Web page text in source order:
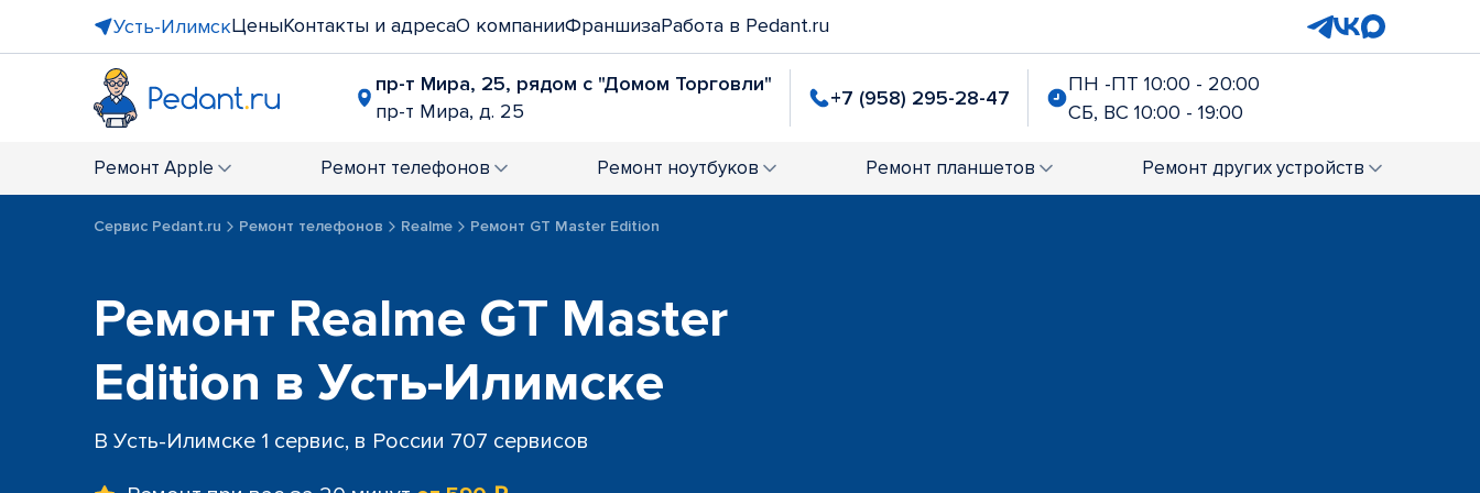
Усть-ИлимскЦеныКонтакты и адресаО компанииФраншизаРабота в Pedant.ru
пр-т Мира, 25, рядом с "Домом Торговли"
пр-т Мира, д. 25
+7 (958) 295-28-47
ПН -ПТ 10:00 - 20:00
СБ, ВС 10:00 - 19:00
Ремонт Apple Ремонт телефонов Ремонт ноутбуков Ремонт планшетов Ремонт других устройств
Сервис Pedant.ru Ремонт телефонов Realme Ремонт GT Master Edition
Ремонт Realme GT Master
Edition в Усть-Илимске
В Усть-Илимске 1 сервис, в России 707 сервисов